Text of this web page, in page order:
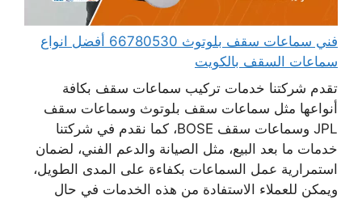
فني سماعات سقف بلوتوث 66780530 أفضل انواع
سماعات السقف بالكويت
تقدم شركتنا خدمات تركيب سماعات سقف بكافة
أنواعها مثل سماعات سقف بلوتوث وسماعات سقف
JPL وسماعات سقف BOSE، كما نقدم في شركتنا
خدمات ما بعد البيع، مثل الصيانة والدعم الفني، لضمان
استمرارية عمل السماعات بكفاءة على المدى الطويل،
ويمكن للعملاء الاستفادة من هذه الخدمات في حال